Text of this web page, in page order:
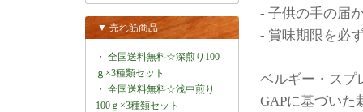
▼ 売れ筋商品
・ 全国送料無料☆深煎り100
ｇ×3種類セット
・ 全国送料無料☆浅中煎り
100ｇ×3種類セット
- 子供の手の届
- 賞味期限を必
ベルギー・スプ
GAPに基づいた